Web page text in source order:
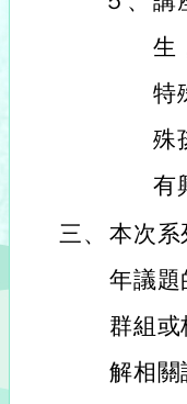
生
特
殊
有
三、 本次系
年議題
群組
解相關